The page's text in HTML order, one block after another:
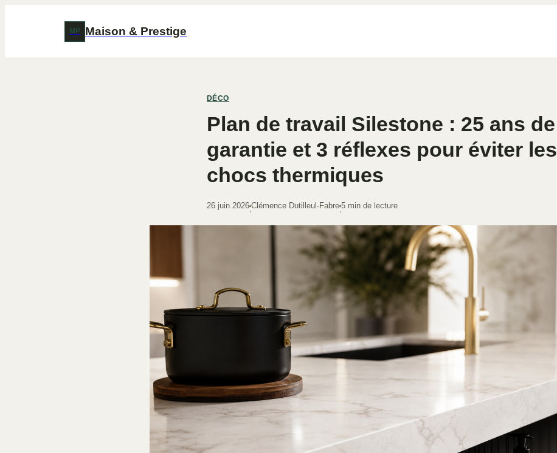
MP Maison & Prestige
DÉCO
Plan de travail Silestone : 25 ans de
garantie et 3 réflexes pour éviter les
chocs thermiques
26 juin 2026
·
Clémence Dutilleul-Fabre
·
5 min de lecture